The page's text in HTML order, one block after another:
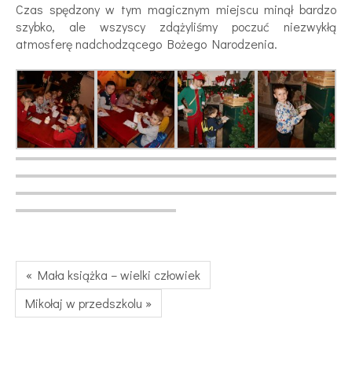
Czas spędzony w tym magicznym miejscu minął bardzo
szybko, ale wszyscy zdążyliśmy poczuć niezwykłą
atmosferę nadchodzącego Bożego Narodzenia.
« Mała książka – wielki człowiek
Mikołaj w przedszkolu »